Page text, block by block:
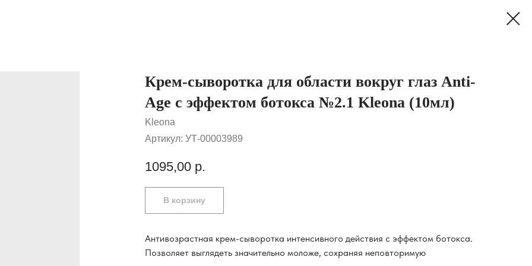
Крем-сыворотка для области вокруг глаз Anti-
Age с эффектом ботокса №2.1 Kleona (10мл)
Kleona
Артикул: УТ-00003989
1095,00 р.
В корзину
Антивозрастная крем-сыворотка интенсивного действия с эффектом ботокса.
Позволяет выглядеть значительно моложе, сохраняя неповторимую